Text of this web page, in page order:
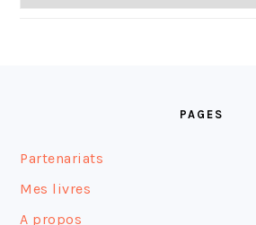
PAGES
Partenariats
Mes livres
A propos